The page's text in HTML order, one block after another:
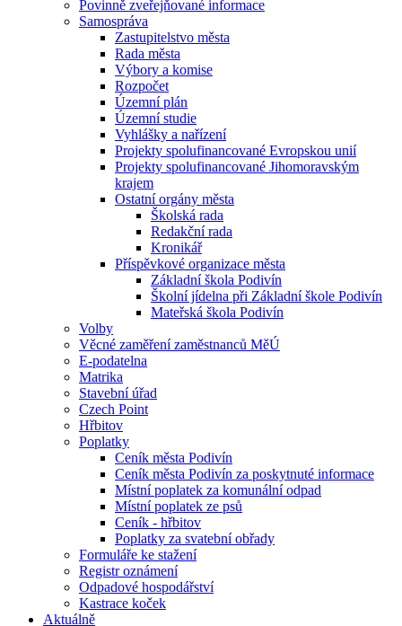
Povinně zveřejňované informace
Samospráva
Zastupitelstvo města
Rada města
Výbory a komise
Rozpočet
Územní plán
Územní studie
Vyhlášky a nařízení
Projekty spolufinancované Evropskou unií
Projekty spolufinancované Jihomoravským
krajem
Ostatní orgány města
Školská rada
Redakční rada
Kronikář
Příspěvkové organizace města
Základní škola Podivín
Školní jídelna při Základní škole Podivín
Mateřská škola Podivín
Volby
Věcné zaměření zaměstnanců MěÚ
E-podatelna
Matrika
Stavební úřad
Czech Point
Hřbitov
Poplatky
Ceník města Podivín
Ceník města Podivín za poskytnuté informace
Místní poplatek za komunální odpad
Místní poplatek ze psů
Ceník - hřbitov
Poplatky za svatební obřady
Formuláře ke stažení
Registr oznámení
Odpadové hospodářství
Kastrace koček
Aktuálně